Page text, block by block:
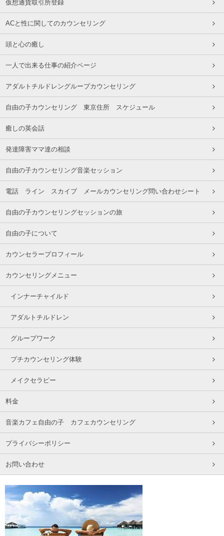
仮想通貨取引所登録
ACと性に関してのカウンセリング
頭と心の癒し
一人で出来る仕事の紹介ページ
アダルトチルドレングループカウンセリング
自由の子カウンセリング 東京住所 スケジュール
癒しの英会話
発達障害ママ達の相談
自由の子カウンセリング音楽セッション
電話 ライン スカイプ メールカウンセリング問い合わせシート
自由の子カウンセリングセッションの旅
自由の子について
カウンセラープロフィール
カウンセリングメニュー
インナーチャイルド
アダルトチルドレン
グループワーク
プチカウンセリング体験
メイクセラピー
料金
音楽カフェ自由の子 カフェカウンセリング
プライバシーポリシー
お問い合わせ